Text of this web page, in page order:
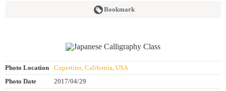
Bookmark
Photo Location
Cupertino, California, USA
Photo Date
2017/04/29